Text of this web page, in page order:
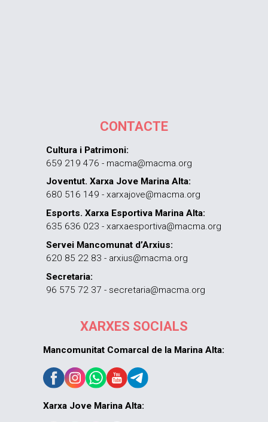
CONTACTE
Cultura i Patrimoni:
659 219 476 - macma@macma.org
Joventut. Xarxa Jove Marina Alta:
680 516 149 - xarxajove@macma.org
Esports. Xarxa Esportiva Marina Alta:
635 636 023 - xarxaesportiva@macma.org
Servei Mancomunat d’Arxius:
620 85 22 83 - arxius@macma.org
Secretaria:
96 575 72 37 - secretaria@macma.org
XARXES SOCIALS
Mancomunitat Comarcal de la Marina Alta:
Xarxa Jove Marina Alta: